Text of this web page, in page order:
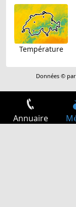
Température
Données © par
Annuaire